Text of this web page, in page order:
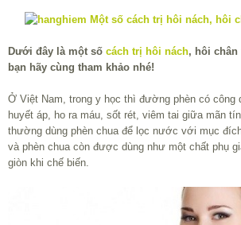
Dưới đây là một số cách trị hôi nách, hôi chân
bạn hãy cùng tham khảo nhé!
Ở Việt Nam, trong y học thì đường phèn có công
huyết áp, ho ra máu, sốt rét, viêm tai giữa mãn
thường dùng phèn chua để lọc nước với mục
và phèn chua còn được dùng như một chất phụ
giòn khi chế biến.